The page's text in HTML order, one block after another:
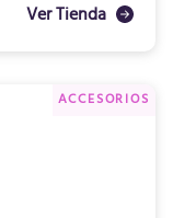
Ver Tienda
ACCESORIOS